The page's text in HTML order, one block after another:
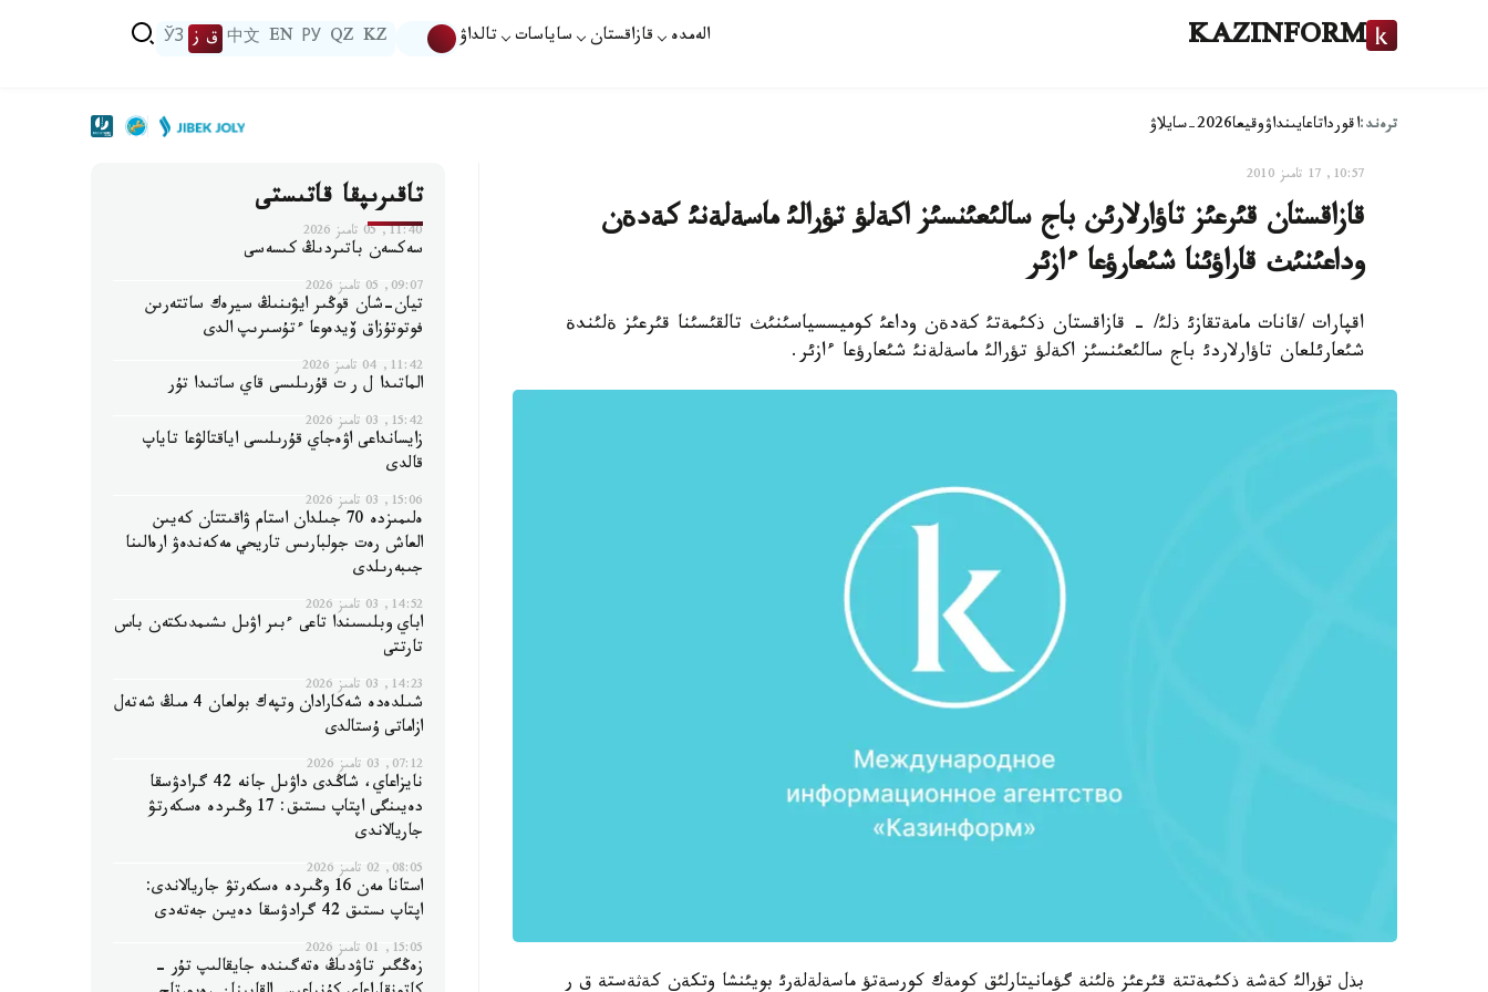
KAZINFORM الەمدە قازاقستان ساياسات تالداۋ KZ
QZ
РУ
EN
中文 ق ز ЎЗ
ترەند:اقورداتاعايىنداۋوقيعا2026-سايلاۋ
10:57, 17 تامىز 2010
قازاقستان قئرعئز تاؤارلارئن باج سالئعئنسئز اكةلؤ تؤرالئ ماسةلةنئ كةدةن
وداعئنئث قاراؤئنا شئعارؤعا ءازئر
اقپارات /قانات مامةتقازئ ذلئ/ - قازاقستان ذكئمةتئ كةدةن وداعئ كوميسسياسئنئث تالقئسئنا قئرعئز ةلئندة
شئعارئلعان تاؤارلاردئ باج سالئعئنسئز اكةلؤ تؤرالئ ماسةلةنئ شئعارؤعا ءازئر.
بذل تؤرالئ كةشة ذكئمةتتة قئرعئز ةلئنة گؤمانيتارلئق كومةك كورسةتؤ ماسةلةلةرئ بويئنشا وتكةن كةثةستة ق ر
تاقىرىپقا قاتىستى
11:40, 05 تامىز 2026
سەكسەن باتىردىڭ كىسەسى
09:07, 05 تامىز 2026
تيان-شان قوڭىر ايۋىنىڭ سيرەك ساتتەرىن
فوتوتۇزاق ۆيدەوعا ءتۇسىرىپ الدى
11:42, 04 تامىز 2026
الماتىدا ل ر ت قۇرىلىسى قاي ساتىدا تۇر
15:42, 03 تامىز 2026
زايسانداعى اۋەجاي قۇرىلىسى اياقتالۋعا تاياپ
قالدى
15:06, 03 تامىز 2026
ەلىمىزدە 70 جىلدان استام ۋاقىتتان كەيىن
العاش رەت جولبارىس تاريحي مەكەندەۋ ارەالىنا
جىبەرىلدى
14:52, 03 تامىز 2026
اباي وبلىسىندا تاعى ءبىر اۋىل ىشىمدىكتەن باس
تارتتى
14:23, 03 تامىز 2026
شىلدەدە شەكارادان وتپەك بولعان 4 مىڭ شەتەل
ازاماتى ۇستالدى
07:12, 03 تامىز 2026
نايزاعاي، شاڭدى داۋىل جانە 42 گرادۋسقا
دەيىنگى اپتاپ ىستىق: 17 وڭىردە ەسكەرتۋ
جاريالاندى
08:05, 02 تامىز 2026
استانا مەن 16 وڭىردە ەسكەرتۋ جاريالاندى:
اپتاپ ىستىق 42 گرادۋسقا دەيىن جەتەدى
15:05, 01 تامىز 2026
زەڭگىر تاۋدىڭ ەتەگىندە جايقالىپ تۇر -